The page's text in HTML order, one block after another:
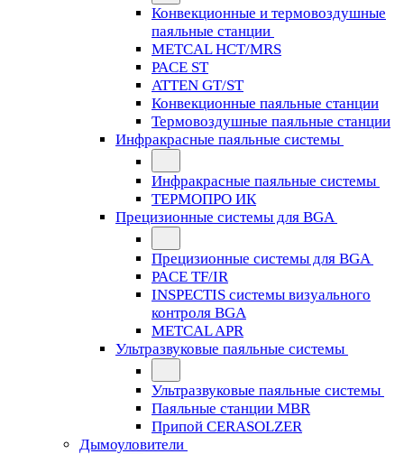
Конвекционные и термовоздушные
паяльные станции
METCAL HCT/MRS
PACE ST
ATTEN GT/ST
Конвекционные паяльные станции
Термовоздушные паяльные станции
Инфракрасные паяльные системы
Инфракрасные паяльные системы
ТЕРМОПРО ИК
Прецизионные системы для BGA
Прецизионные системы для BGA
PACE TF/IR
INSPECTIS системы визуального
контроля BGA
METCAL APR
Ультразвуковые паяльные системы
Ультразвуковые паяльные системы
Паяльные станции MBR
Припой CERASOLZER
Дымоуловители